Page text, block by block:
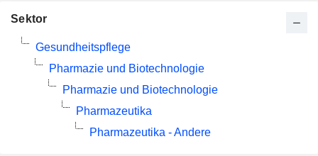
Sektor
Gesundheitspflege
Pharmazie und Biotechnologie
Pharmazie und Biotechnologie
Pharmazeutika
Pharmazeutika - Andere